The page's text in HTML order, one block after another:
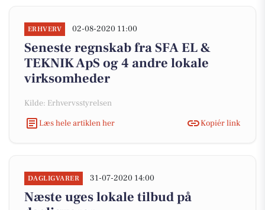
ERHVERV 02-08-2020 11:00
Seneste regnskab fra SFA EL &
TEKNIK ApS og 4 andre lokale
virksomheder
Kilde: Erhvervsstyrelsen
Læs hele artiklen her
Kopiér link
DAGLIGVARER 31-07-2020 14:00
Næste uges lokale tilbud på